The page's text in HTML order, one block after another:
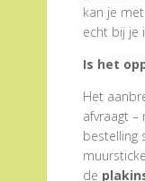
kan je
echt bij je
Is het
Het
afvraagt
bestelling
de